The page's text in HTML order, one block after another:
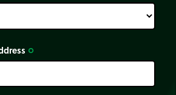
trip_origin